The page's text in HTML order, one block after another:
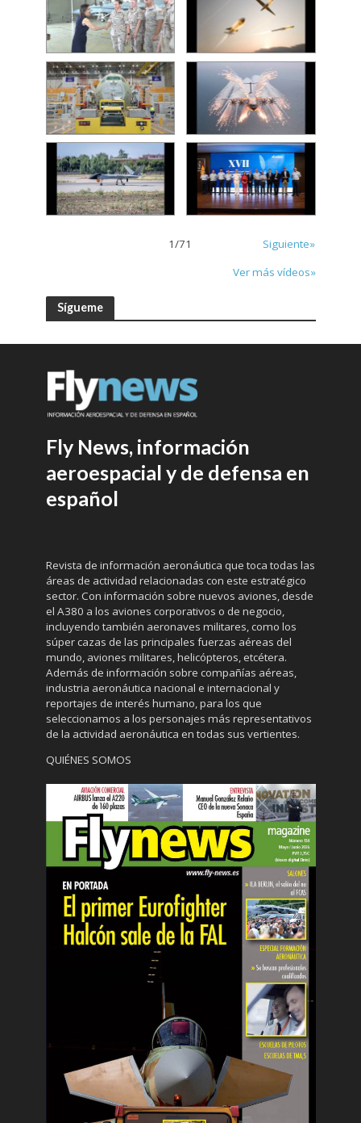
1/71
Siguiente»
Ver más vídeos»
Sígueme
Fly News, información
aeroespacial y de defensa en
español
Revista de información aeronáutica que toca todas las
áreas de actividad relacionadas con este estratégico
sector. Con información sobre nuevos aviones, desde
el A380 a los aviones corporativos o de negocio,
incluyendo también aeronaves militares, como los
súper cazas de las principales fuerzas aéreas del
mundo, aviones militares, helicópteros, etcétera.
Además de información sobre compañías aéreas,
industria aeronáutica nacional e internacional y
reportajes de interés humano, para los que
seleccionamos a los personajes más representativos
de la actividad aeronáutica en todas sus vertientes.
QUIÉNES SOMOS